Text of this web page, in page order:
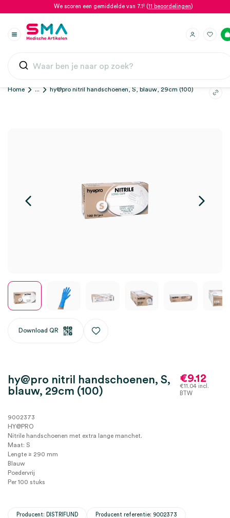
We scoren een gemiddelde van 7.1! (11 beoordelingen)
Home ... hy@pro nitril handschoenen, S, blauw, 29cm (100)
Download QR
hy@pro nitril handschoenen, S,
blauw, 29cm (100)
€9.12
€11.04 incl.
BTW
9002373
HY@PRO
Nitrile handschoenen met extra lange manchet.
Maat: S
Lengte ≥ 290 mm
Blauw
Poedervrij
Per 100 stuks
Producent: DISTRIFUND Producent referentie: 9002373